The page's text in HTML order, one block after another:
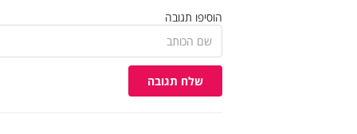
הוסיפו תגובה
שלח תגובה